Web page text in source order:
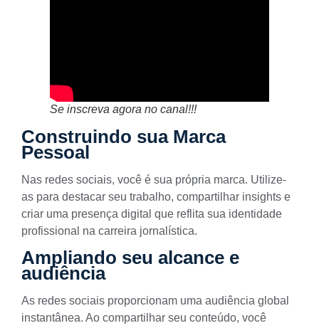
Se inscreva agora no canal!!!
Construindo sua Marca
Pessoal
Nas redes sociais, você é sua própria marca. Utilize-
as para destacar seu trabalho, compartilhar insights e
criar uma presença digital que reflita sua identidade
profissional na carreira jornalística.
Ampliando seu alcance e
audiência
As redes sociais proporcionam uma audiência global
instantânea. Ao compartilhar seu conteúdo, você